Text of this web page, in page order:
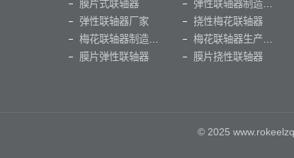
膜片式联轴器
弹性联轴器厂家
挠性梅花联轴器
膜片弹性联轴器
膜片挠性联轴器
© 2025